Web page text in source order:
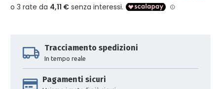
Tracciamento spedizioni
In tempo reale
Pagamenti sicuri